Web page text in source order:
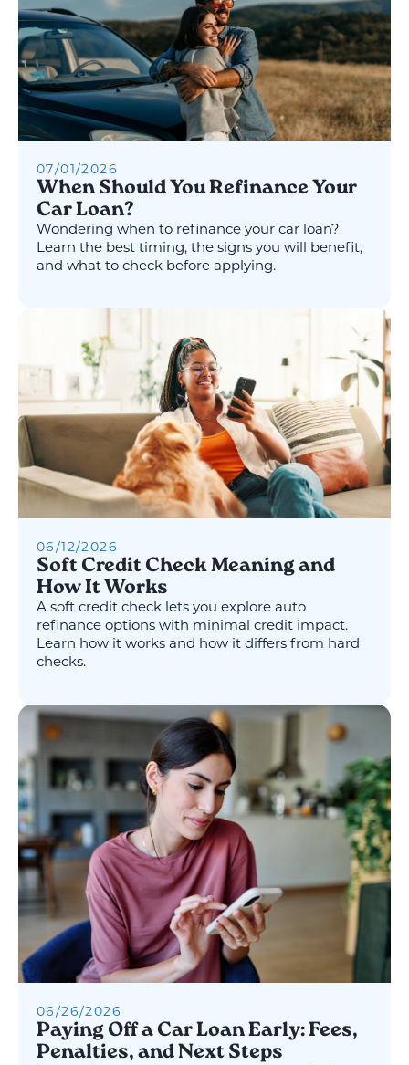
07/01/2026
When Should You Refinance Your
Car Loan?
Wondering when to refinance your car loan?
Learn the best timing, the signs you will benefit,
and what to check before applying.
06 / 12/2026
Soft Credit Check Meaning and
How It Works
A soft credit check lets you explore auto
refinance options with minimal credit impact.
Learn how it works and how it differs from hard
checks.
06 /26/2026
Paying Off a Car Loan Early: Fees,
Penalties, and Next Steps